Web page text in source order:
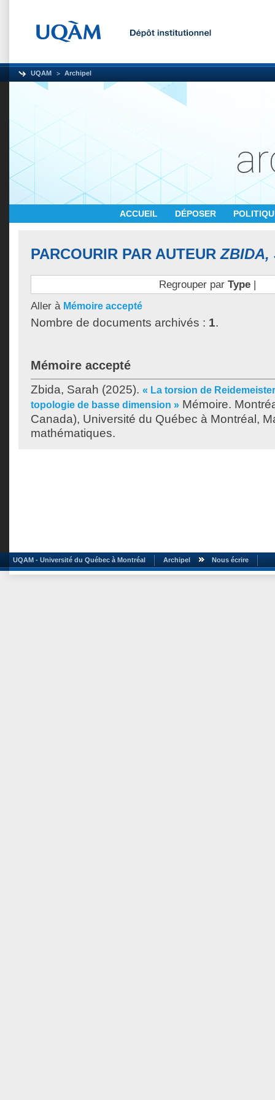
UQAM Archipel
ACCUEIL DÉPOSER
PARCOURIR PAR AUTEURZBIDA,
Regrouper par Type|
Aller à Mémoire accepté
Nombre de documents archivés : 1.
Mémoire accepté
Zbida, Sarah (2025). « La torsion de
topologie de basse dimension » Mémoire.
Canada), Université du Québec à Montréal,
mathématiques.
UQAM - Université du Québec à Montréal Archipel Nous écrire